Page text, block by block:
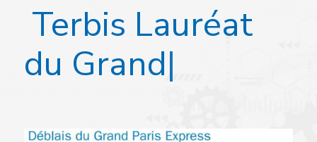
Terbis Lauréat
du Grand